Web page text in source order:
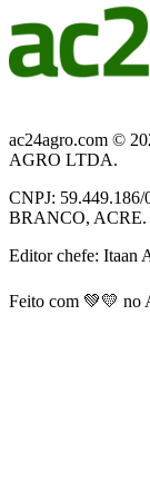
ac24agro.com ©
AGRO LTDA.
CNPJ:
BRANCO, ACRE.
Editor chefe: Itaan
Feito com 💚💛 no